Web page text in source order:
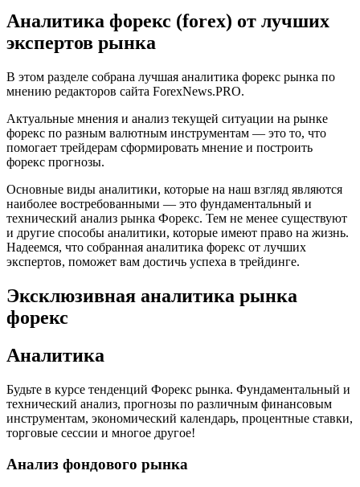
Аналитика форекс (forex) от лучших
экспертов рынка
В этом разделе собрана лучшая аналитика форекс рынка по
мнению редакторов сайта ForexNews.PRO.
Актуальные мнения и анализ текущей ситуации на рынке
форекс по разным валютным инструментам — это то, что
помогает трейдерам сформировать мнение и построить
форекс прогнозы.
Основные виды аналитики, которые на наш взгляд являются
наиболее востребованными — это фундаментальный и
технический анализ рынка Форекс. Тем не менее существуют
и другие способы аналитики, которые имеют право на жизнь.
Надеемся, что собранная аналитика форекс от лучших
экспертов, поможет вам достичь успеха в трейдинге.
Эксклюзивная аналитика рынка
форекс
Аналитика
Будьте в курсе тенденций Форекс рынка. Фундаментальный и
технический анализ, прогнозы по различным финансовым
инструментам, экономический календарь, процентные ставки,
торговые сессии и многое другое!
Анализ фондового рынка